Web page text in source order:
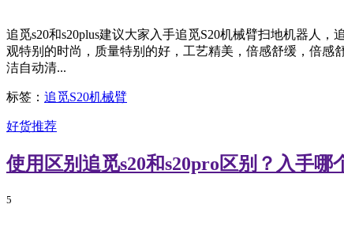
追觅s20和s20plus建议大家入手追觅S20机械臂扫地机器人
观特别的时尚，质量特别的好，工艺精美，倍感舒缓，倍感
洁自动清...
标签： 追觅S20机械臂
好货推荐
使用区别追觅s20和s20pro区别？入手哪
5